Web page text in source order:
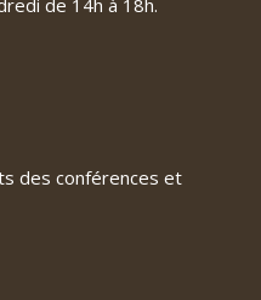
de 14h à 18h.
des conférences et